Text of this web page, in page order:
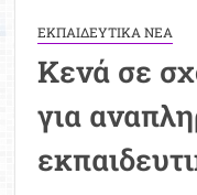
ΕΚΠΑΙΔΕΥΤΙΚΑ ΝΕΑ
Κενά σε
για